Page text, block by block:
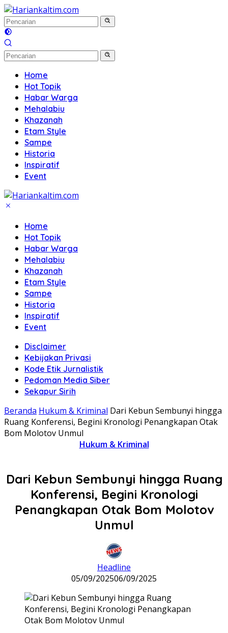
Langsung
ke
konten
Home
Hot Topik
Habar Warga
Mehalabiu
Khazanah
Etam Style
Sampe
Historia
Inspiratif
Event
Home
Hot Topik
Habar Warga
Mehalabiu
Khazanah
Etam Style
Sampe
Historia
Inspiratif
Event
Disclaimer
Kebijakan Privasi
Kode Etik Jurnalistik
Pedoman Media Siber
Sekapur Sirih
Beranda Hukum & Kriminal Dari Kebun Sembunyi hingga
Ruang Konferensi, Begini Kronologi Penangkapan Otak
Bom Molotov Unmul
Hukum & Kriminal
Dari Kebun Sembunyi hingga Ruang
Konferensi, Begini Kronologi
Penangkapan Otak Bom Molotov
Unmul
Headline
05/09/202506/09/2025